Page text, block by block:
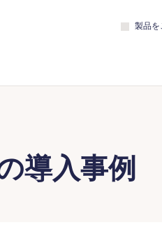
製品
導入事例